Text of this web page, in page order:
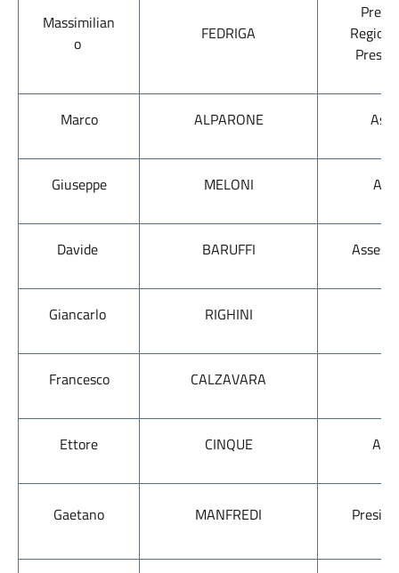
Massimilian
o
FEDRIGA
Marco ALPARONE
Giuseppe MELONI
Davide BARUFFI
Giancarlo RIGHINI
Francesco CALZAVARA
Ettore CINQUE
Gaetano MANFREDI